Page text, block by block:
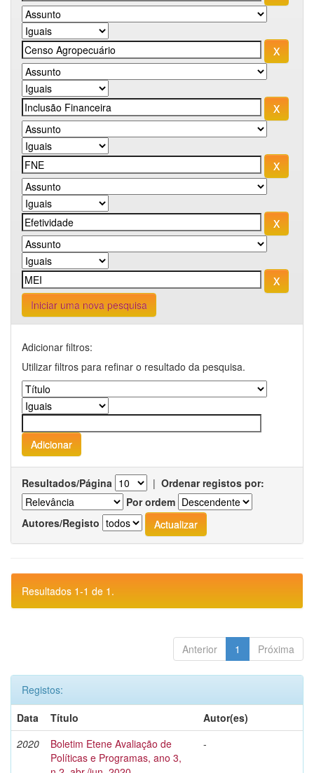
Iniciar uma nova pesquisa
Adicionar filtros:
Utilizar filtros para refinar o resultado da pesquisa.
Resultados/Página | Ordenar registos por:
Por ordem
Autores/Registo
Resultados 1-1 de 1.
Anterior 1 Próxima
Registos:
Data
Título
Autor(es)
2020
Boletim Etene Avaliação de
Políticas e Programas, ano 3,
-